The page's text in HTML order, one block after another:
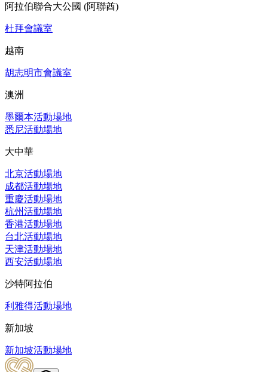
阿拉伯聯合大公國 (阿聯酋)
杜拜會議室
越南
胡志明市會議室
澳洲
墨爾本活動場地
悉尼活動場地
大中華
北京活動場地
成都活動場地
重慶活動場地
杭州活動場地
香港活動場地
台北活動場地
天津活動場地
西安活動場地
沙特阿拉伯
利雅得活動場地
新加坡
新加坡活動場地